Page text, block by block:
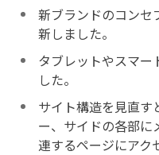
新ブランドのコンセ
新しました。
タブレットやスマー
した。
サイト構造を見直す
ー、サイドの各部に
連するページにアク